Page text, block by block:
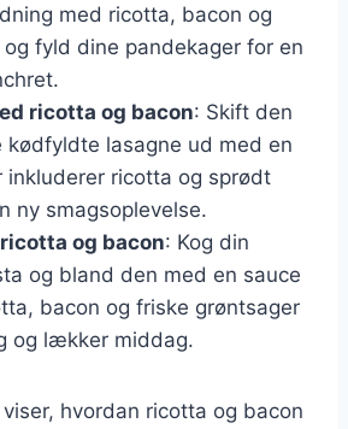
med ricotta, bacon og
fyld dine pandekager for en
ricotta og bacon: Skift den
kødfyldte lasagne ud med en
inkluderer ricotta og sprødt
ny smagsoplevelse.
og bacon: Kog din
og bland den med en sauce
bacon og friske grøntsager
og lækker middag.
hvordan ricotta og bacon